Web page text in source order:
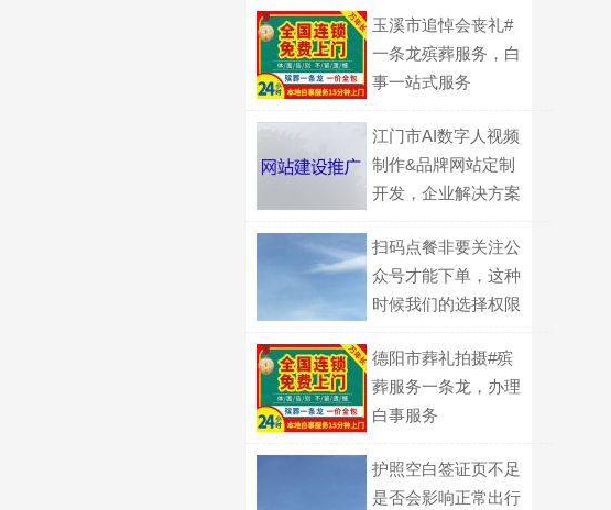
玉溪市追悼会丧礼#
一条龙殡葬服务，白
事一站式服务
江门市AI数字人视频
制作&品牌网站定制
开发，企业解决方案
扫码点餐非要关注公
众号才能下单，这种
时候我们的选择权限
德阳市葬礼拍摄#殡
葬服务一条龙，办理
白事服务
护照空白签证页不足
是否会影响正常出行